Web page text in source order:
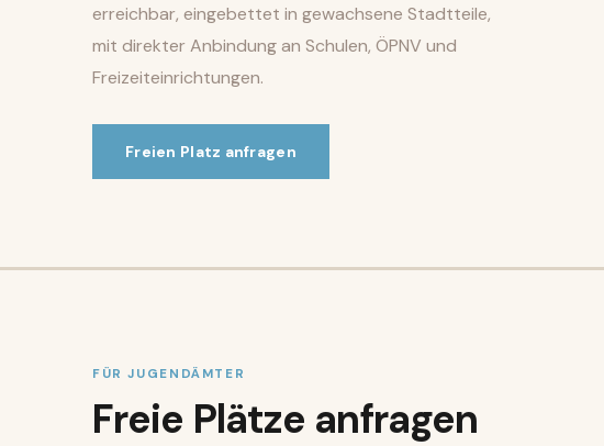
erreichbar, eingebettet in gewachsene Stadtteile,
mit direkter Anbindung an Schulen, ÖPNV und
Freizeiteinrichtungen.
Freien Platz anfragen
FÜR JUGENDÄMTER
Freie Plätze anfragen